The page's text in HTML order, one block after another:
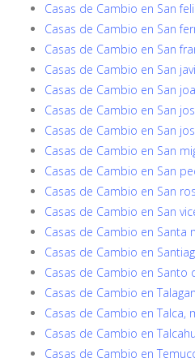
Casas de Cambio en San
Casas de Cambio en San
Casas de Cambio en San
Casas de Cambio en San
Casas de Cambio en San
Casas de Cambio en San
Casas de Cambio en San
Casas de Cambio en San
Casas de Cambio en San
Casas de Cambio en San
Casas de Cambio en San
Casas de Cambio en Santa
Casas de Cambio en
Casas de Cambio en Santo
Casas de Cambio en
Casas de Cambio en Talca,
Casas de Cambio en
Casas de Cambio en